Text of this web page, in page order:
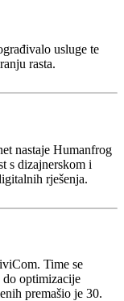
usluge te
rasta.
nastaje Humanfrog
s dizajnerskom i
rješenja.
Time se
do optimizacije
premašio je 30.